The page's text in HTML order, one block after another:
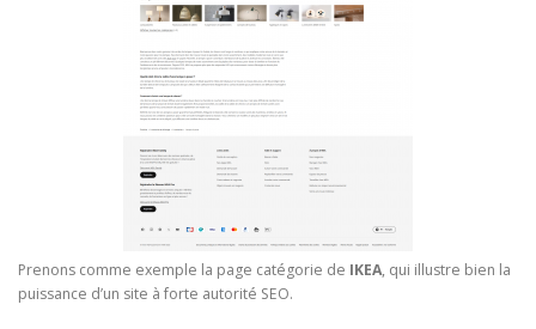
Prenons comme exemple la page catégorie de IKEA, qui illustre bien la
puissance d’un site à forte autorité SEO.